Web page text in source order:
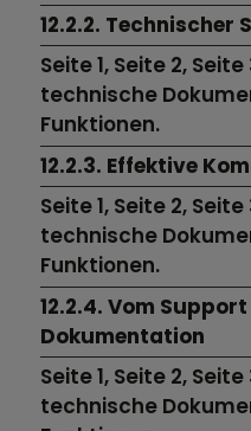
12.2.2. Technischer
Seite 1, Seite 2, Seite
technische
Funktionen.
12.2.3. Effektive
Seite 1, Seite 2, Seite
technische
Funktionen.
12.2.4. Vom
Dokumentation
Seite 1, Seite 2, Seite
technische